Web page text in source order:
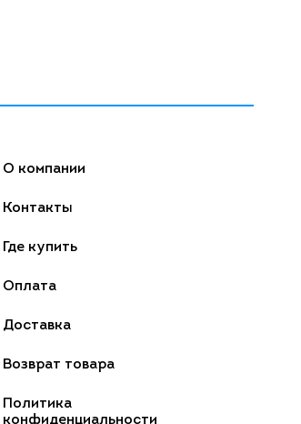
О компании
Контакты
Где купить
Оплата
Доставка
Возврат товара
Политика
конфиденциальности